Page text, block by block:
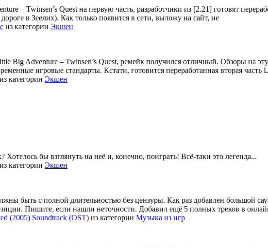
– Twinsen’s Quest на первую часть, разработчики из [2.21] готовят
в Зеелих). Как только появится в сети, выложу на сайт, не
из категории Экшен
Big Adventure – Twinsen’s Quest, ремейк получился отличный. Обзоры на
игровые стандарты. Кстати, готовится переработанная вторая часть
из категории Экшен
бы взглянуть на неё и, конечно, поиграть! Всё-таки это легенда...
из категории Экшен
быть с полной длительностью без цензуры. Как раз добавлен большой
Пишите, если нашли неточности. Добавил ещё 5 полных треков в
(2005) Soundtrack (OST) из категории Музыка из игр